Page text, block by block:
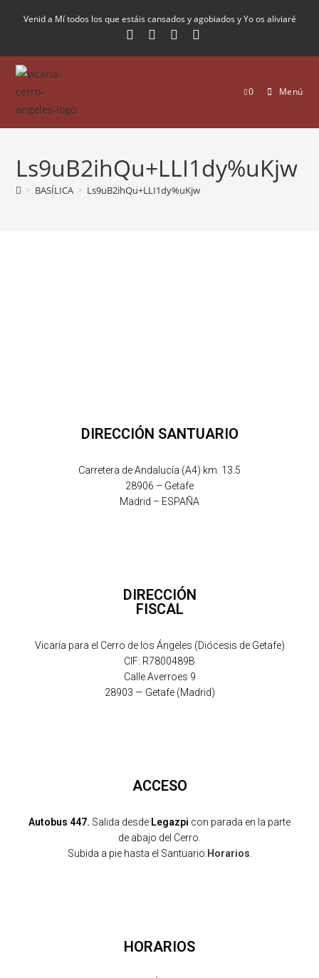
Venid a Mí todos los que estáis cansados y agobiados y Yo os aliviaré
0 Menú
Ls9uB2ihQu+LLI1dy%uKjw
> BASÍLICA > Ls9uB2ihQu+LLI1dy%uKjw
DIRECCIÓN SANTUARIO
Carretera de Andalucía (A4) km. 13.5
28906 – Getafe
Madrid – ESPAÑA
DIRECCIÓN
FISCAL
Vicaría para el Cerro de los Ángeles (Diócesis de Getafe)
CIF: R7800489B
Calle Averroes 9
28903 — Getafe (Madrid)
ACCESO
Autobus 447. Salida desde Legazpi con parada en la parte
de abajo del Cerro.
Subida a pie hasta el Santuario. Horarios
HORARIOS